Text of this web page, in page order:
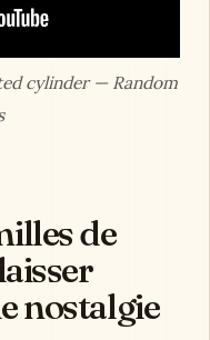
cylinder — Random
de
nostalgie